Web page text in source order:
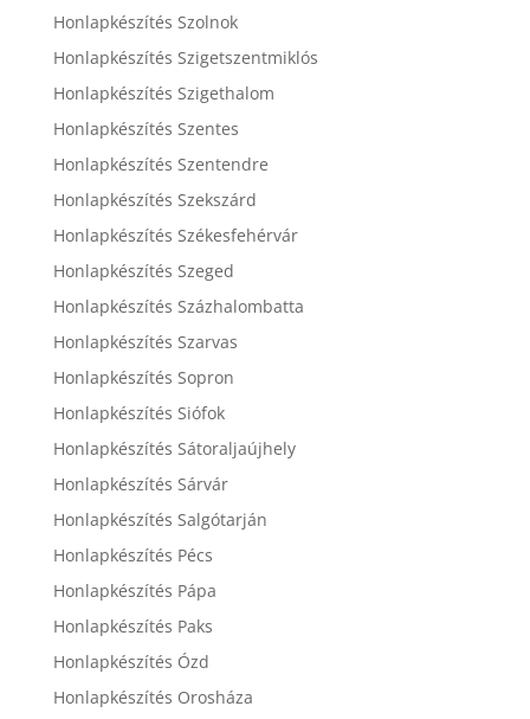
Honlapkészítés Szolnok
Honlapkészítés Szigetszentmiklós
Honlapkészítés Szigethalom
Honlapkészítés Szentes
Honlapkészítés Szentendre
Honlapkészítés Szekszárd
Honlapkészítés Székesfehérvár
Honlapkészítés Szeged
Honlapkészítés Százhalombatta
Honlapkészítés Szarvas
Honlapkészítés Sopron
Honlapkészítés Siófok
Honlapkészítés Sátoraljaújhely
Honlapkészítés Sárvár
Honlapkészítés Salgótarján
Honlapkészítés Pécs
Honlapkészítés Pápa
Honlapkészítés Paks
Honlapkészítés Ózd
Honlapkészítés Orosháza